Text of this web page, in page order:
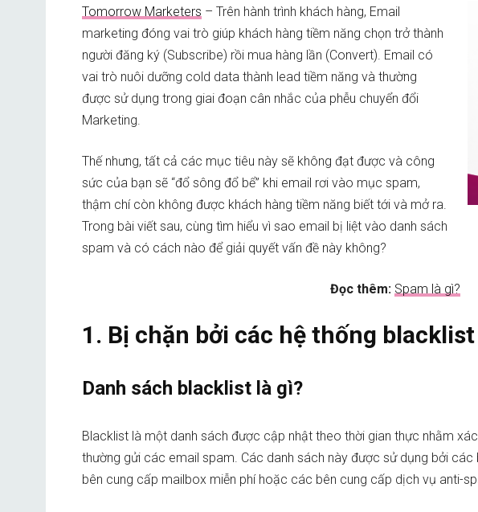
Tomorrow Marketers – Trên hành trình khách hàng, Email
marketing đóng vai trò giúp khách hàng tiềm năng chọn trở thành
người đăng ký (Subscribe) rồi mua hàng lần (Convert). Email có
vai trò nuôi dưỡng cold data thành lead tiềm năng và thường
được sử dụng trong giai đoạn cân nhắc của phễu chuyển đổi
Marketing.
Thế nhưng, tất cả các mục tiêu này sẽ không đạt được và công
sức của bạn sẽ “đổ sông đổ bể” khi email rơi vào mục spam,
thậm chí còn không được khách hàng tiềm năng biết tới và mở ra.
Trong bài viết sau, cùng tìm hiểu vì sao email bị liệt vào danh sách
spam và có cách nào để giải quyết vấn đề này không?
Đọc thêm: Spam là gì?
1. Bị chặn bởi các hệ thống blacklist
Danh sách blacklist là gì?
Blacklist là một danh sách được cập nhật theo thời gian thực nhằm
thường gửi các email spam. Các danh sách này được sử dụng bởi
bên cung cấp mailbox miễn phí hoặc các bên cung cấp dịch vụ anti-